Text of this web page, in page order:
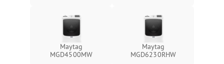
Maytag
MGD4500MW
Maytag
MGD6230RHW